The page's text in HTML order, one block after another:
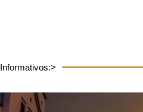
Informativos:>